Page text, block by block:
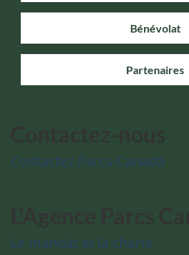
Bénévolat
Partenaires
Contactez Parcs Canada
Le mandat et la charte